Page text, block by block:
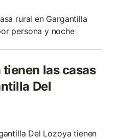
rural en Gargantilla
persona y noche
las casas
Del
Del Lozoya tienen